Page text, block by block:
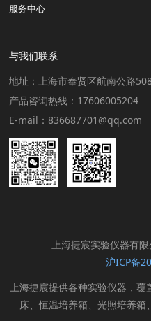
服务中心
与我们联系
地址：上海市奉贤区航南公路
产品咨询热线：17606005204
E-mail：836687701@qq.com
上海捷宸实验仪器有
沪ICP备
上海捷宸提供各种实验仪器，
床、恒温培养箱、光照培养